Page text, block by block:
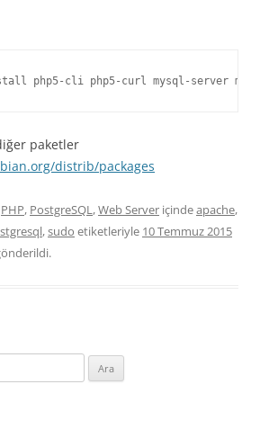
paketler
distrib/packages
PHP, PostgreSQL,Web Server içindeapache,
,sudo etiketleriyle 10 Temmuz 2015